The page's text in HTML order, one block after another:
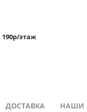
190р/этаж
ДОСТАВКА НАШИ